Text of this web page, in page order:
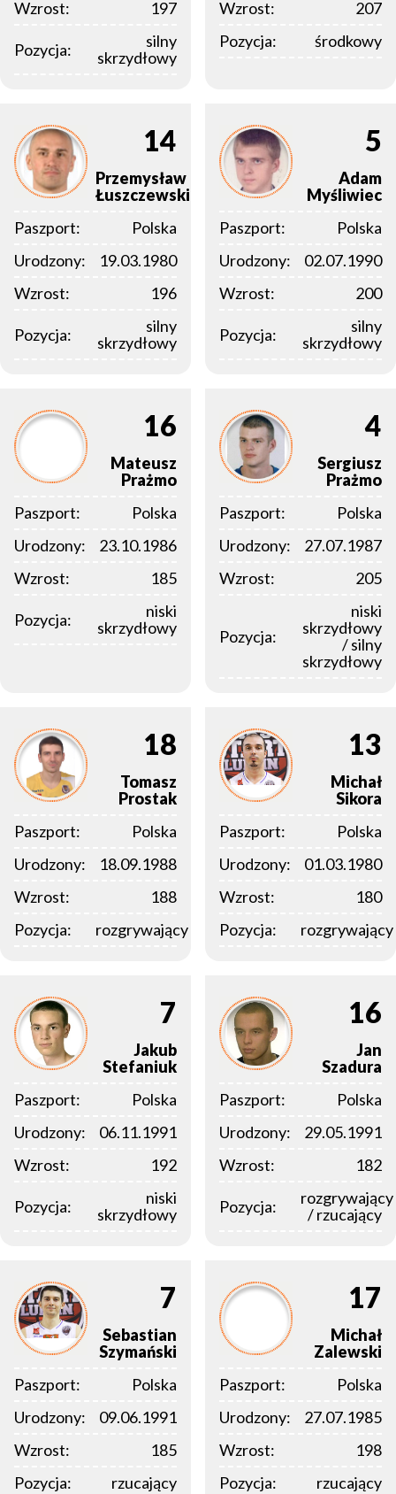
Wzrost: 197
Pozycja:
silny
skrzydłowy
Wzrost:
207
Pozycja:
środkowy
14
Przemysław
Łuszczewski
Paszport:
Polska
Urodzony:
19.03.1980
Wzrost:
196
Pozycja:
silny
skrzydłowy
5
Adam
Myśliwiec
Paszport:
Polska
Urodzony:
02.07.1990
Wzrost:
200
Pozycja:
silny
skrzydłowy
16
Mateusz
Prażmo
Paszport:
Polska
Urodzony:
23.10.1986
Wzrost:
185
Pozycja:
niski
skrzydłowy
4
Sergiusz
Prażmo
Paszport:
Polska
Urodzony:
27.07.1987
Wzrost:
205
Pozycja:
niski
skrzydłowy
/ silny
skrzydłowy
18
Tomasz
Prostak
Paszport:
Polska
Urodzony:
18.09.1988
Wzrost:
188
Pozycja:
rozgrywający
13
Michał
Sikora
Paszport:
Polska
Urodzony:
01.03.1980
Wzrost:
180
Pozycja:
rozgrywający
7
Jakub
Stefaniuk
Paszport:
Polska
Urodzony:
06.11.1991
Wzrost:
192
Pozycja:
niski
skrzydłowy
16
Jan
Szadura
Paszport:
Polska
Urodzony:
29.05.1991
Wzrost:
182
Pozycja:
rozgrywający
/ rzucający
7
Sebastian
Szymański
Paszport:
Polska
Urodzony:
09.06.1991
Wzrost:
185
Pozycja:
rzucający
17
Michał
Zalewski
Paszport:
Polska
Urodzony:
27.07.1985
Wzrost:
198
Pozycja:
rzucający